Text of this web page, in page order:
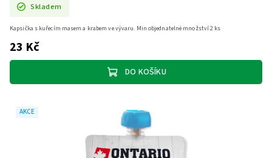
Skladem
23 Kč
DO KOŠÍKU
Kapsička s kuřecím masem a krabem ve vývaru. Min objednatelné množství 2 ks
AKCE